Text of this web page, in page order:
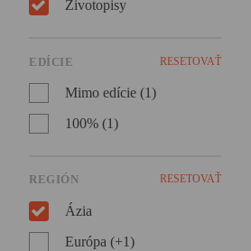
Životopisy
EDÍCIE RESETOVAŤ
Mimo edície (1)
100% (1)
REGIÓN RESETOVAŤ
Ázia
Európa (+1)